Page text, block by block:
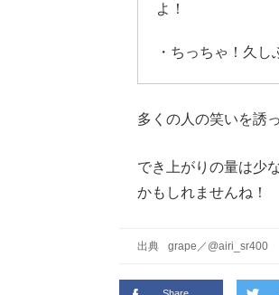
よ！
・ちっちゃ！久し
多くの人の笑いを誘
でき上がりの量は少
かもしれませんね！
出典 grape ／ @airi_sr400